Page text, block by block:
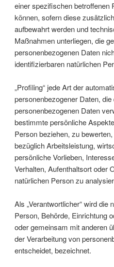
einer spezifischen betroffenen
können, sofern diese
aufbewahrt werden und
Maßnahmen unterliegen, die
personenbezogenen Daten
identifizierbaren natürlichen
„Profiling“ jede Art der
personenbezogener Daten,
personenbezogenen Daten
bestimmte persönliche
Person beziehen, zu
bezüglich Arbeitsleistung,
persönliche Vorlieben,
Verhalten, Aufenthaltsort oder
natürlichen Person zu
Als „Verantwortlicher“ wird die
Person, Behörde, Einrichtung
oder gemeinsam mit anderen
der Verarbeitung von
entscheidet, bezeichnet.